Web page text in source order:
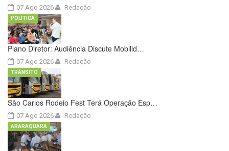
07 Ago 2026 Redação
Plano Diretor: Audiência Discute Mobilid…
07 Ago 2026
POLÍTICA
Redação
São Carlos Rodeio Fest Terá Operação Esp…
07 Ago 2026
TRÂNSITO
Redação
ARARAQUARA